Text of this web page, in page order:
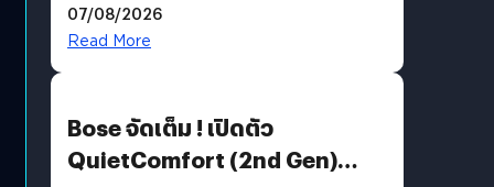
มีภาษาไทยด้วย
07/08/2026
Read More
Bose จัดเต็ม ! เปิดตัว
QuietComfort (2nd Gen)